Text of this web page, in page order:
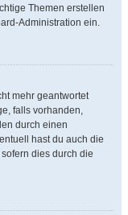
Themen erstellen
Administration ein.
mehr geantwortet
falls vorhanden,
durch einen
hast du auch die
dies durch die